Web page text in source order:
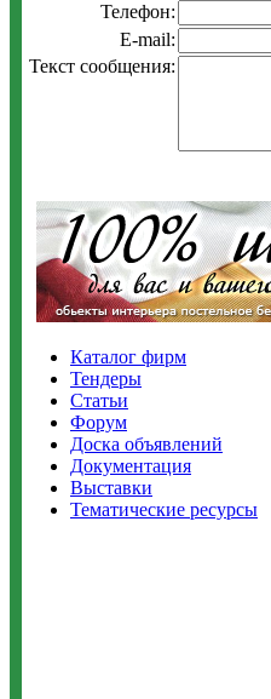
Телефон:
E-mail:
Текст сообщения:
Каталог фирм
Тендеры
Статьи
Форум
Доска объявлений
Документация
Выставки
Тематические ресурсы